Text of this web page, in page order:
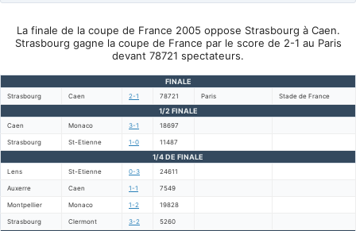
La finale de la coupe de France 2005 oppose Strasbourg à Caen.
Strasbourg gagne la coupe de France par le score de 2-1 au Paris
devant 78721 spectateurs.
FINALE
Strasbourg Caen 2-1 78721 Paris Stade de France
1/2 FINALE
Caen Monaco 3-1 18697
Strasbourg St-Etienne 1-0 11487
1/4 DE FINALE
Lens St-Etienne 0-3 24611
Auxerre Caen 1-1 7549
Montpellier Monaco 1-2 19828
Strasbourg Clermont 3-2 5260